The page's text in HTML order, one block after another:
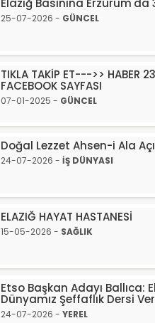
Elazığ Basınına Erzurum'da
25-07-2026 - GÜNCEL
TIKLA TAKİP ET--->> HABER
FACEBOOK SAYFASI
07-01-2025 - GÜNCEL
Doğal Lezzet Ahsen-i Ala
24-07-2026 - İŞ DÜNYASI
ELAZIĞ HAYAT HASTANESİ
15-05-2026 - SAĞLIK
Etso Başkan Adayı Ballıca:
Dünyamız Şeffaflık Dersi
24-07-2026 - YEREL